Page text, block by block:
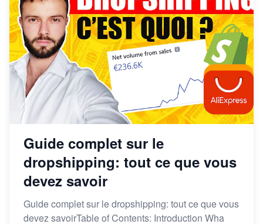
Guide complet sur le
dropshipping: tout ce que vous
devez savoir
Guide complet sur le dropshipping: tout ce que vous
devez savoirTable of Contents: Introduction Wha